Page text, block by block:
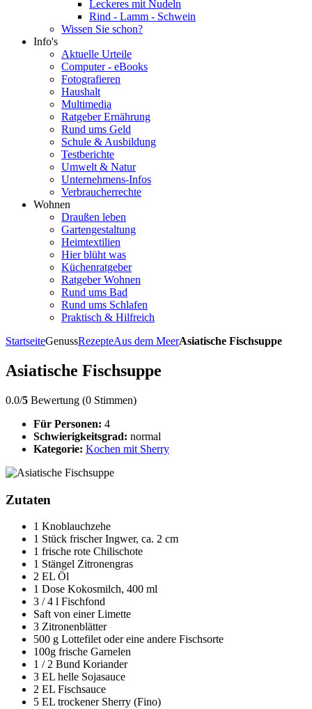
Leckeres mit Nudeln
Rind - Lamm - Schwein
Wissen Sie schon?
Info's
Aktuelle Urteile
Computer - eBooks
Fotografieren
Haushalt
Multimedia
Ratgeber Ernährung
Rund ums Geld
Schule & Ausbildung
Testberichte
Umwelt & Natur
Unternehmens-Infos
Verbraucherrechte
Wohnen
Draußen leben
Gartengestaltung
Heimtextilien
Hier blüht was
Küchenratgeber
Ratgeber Wohnen
Rund ums Bad
Rund ums Schlafen
Praktisch & Hilfreich
StartseiteGenussRezepteAus dem MeerAsiatische Fischsuppe
Asiatische Fischsuppe
0.0/5 Bewertung (0 Stimmen)
Für Personen: 4
Schwierigkeitsgrad: normal
Kategorie: Kochen mit Sherry
Zutaten
1 Knoblauchzehe
1 Stück frischer Ingwer, ca. 2 cm
1 frische rote Chilischote
1 Stängel Zitronengras
2 EL Öl
1 Dose Kokosmilch, 400 ml
3 / 4 l Fischfond
Saft von einer Limette
3 Zitronenblätter
500 g Lottefilet oder eine andere Fischsorte
100g frische Garnelen
1 / 2 Bund Koriander
3 EL helle Sojasauce
2 EL Fischsauce
5 EL trockener Sherry (Fino)